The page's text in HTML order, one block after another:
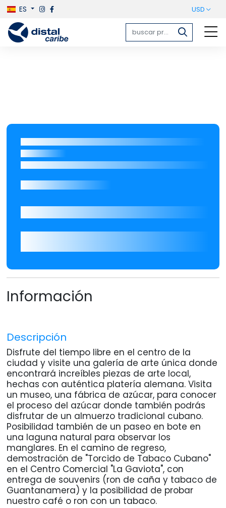
ES USD
Información
Descripción
Disfrute del tiempo libre en el centro de la
ciudad y visite una galería de arte única donde
encontrará increíbles piezas de arte local,
hechas con auténtica platería alemana. Visita
un museo, una fábrica de azúcar, para conocer
el proceso del azúcar donde también podrás
disfrutar de un almuerzo tradicional cubano.
Posibilidad también de un paseo en bote en
una laguna natural para observar los
manglares. En el camino de regreso,
demostración de "Torcido de Tabaco Cubano"
en el Centro Comercial "La Gaviota", con
entrega de souvenirs (ron de caña y tabaco de
Guantanamera) y la posibilidad de probar
nuestro café o ron con un tabaco.